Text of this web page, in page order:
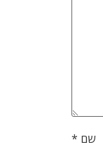
שם *